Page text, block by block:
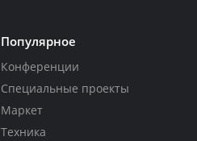
Популярное
Конференции
Специальные проекты
Маркет
Техника